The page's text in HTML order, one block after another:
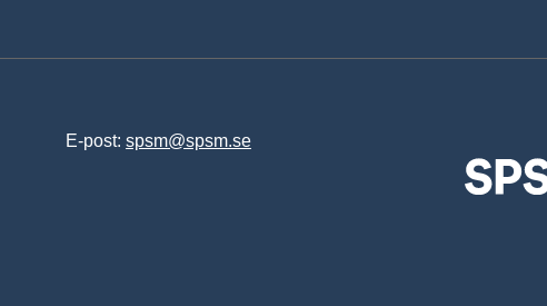
E-post: spsm@spsm.se